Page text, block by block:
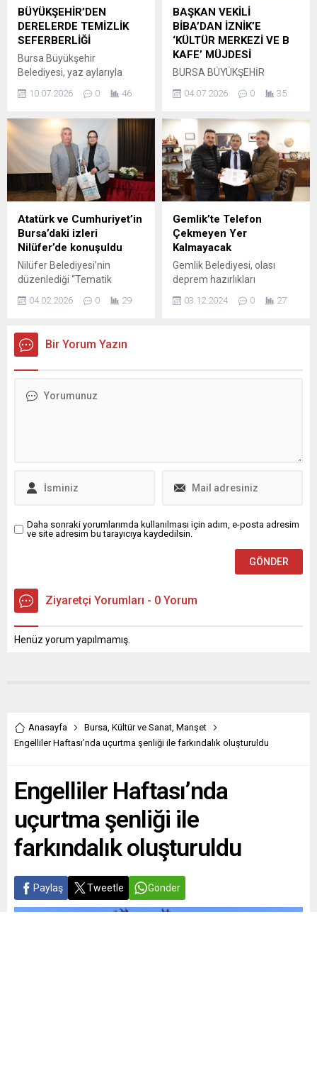
sona erdi. Maç uzatmalara
gitti; uzatmaların başında
Lisandro...
sosyal belediyecilik
anlayışıyla gençlerin yanında
olmaya devam ediyor. Sınav
döneminde öğrencilerin
Büyükşehir Belediyesi,
Gençlik Merkezleri’nde
BÜYÜKŞEHİR’DEN
DERELERDE TEMİZLİK
SEFERBERLİĞİ
Bursa Büyükşehir
Belediyesi, yaz aylarıyla
yataklarında temizlik
Büyükşehir Belediyesi BUSKİ
Genel Müdürlüğü ekipleri,
son 3 ayda toplam 21
kilometre uzunluğunda dere
yatağını temizledi.
Osmangazi, Nilüfer,
Mudanya, Yıldırım, Yenişehir,
Kestel ve Orhangazi
ilçelerinde bulunan çok
sayıda dere yatağı ve su
kanalında temizlik çalışması
tamamlandı....
10.07.2026 0 46
BAŞKAN VEKİLİ
BİBA’DAN İZNİK’E
‘KÜLTÜR MERKEZİ VE B
KAFE’ MÜJDESİ
BURSA BÜYÜKŞEHİR
ŞAHİN BİBA, İLÇE
İZNİK’TE ÇEŞİTLİ
TEMASLARDA BULUNDU.
Bursa Büyükşehir Belediyesi
Başkan Vekili Şahin Biba,
turizm kenti İznik’te bir
kültür-sanat merkezi
bulunmamasının büyük bir
eksiklik olduğunu belirterek
ilçeye bir merkez
kazandırılması için çalışma
yapacaklarını açıkladı.
Bursa’nın tüm ilçelerine eşit
hizmet götürme politikasıyla
04.07.2026 0 35
Atatürk ve Cumhuriyet’in
Bursa’daki izleri
Nilüfer’de konuşuldu
Nilüfer Belediyesi’nin
düzenlediği “Tematik
Buluşmalar” söyleşisinde
Doç. Dr. Hacer Karabağ
yıllarından modern bir
Cumhuriyet kentine
Osmanlı’nın değil,
ayki konuğu, Bursa Uludağ
Edebiyat Fakültesi Tarih
Bölümü...
04.02.2026 0 29
Gemlik’te Telefon
Çekmeyen Yer
Kalmayacak
Gemlik Belediyesi, olası
deprem hazırlıkları
kapsamında kritik bir adım
atarak GSM operatörleri ile
operatörleri ile yaptığımız
03.12.2024 0 27
Bir Yorum Yazın
Daha sonraki yorumlarımda kullanılması için adım, e-posta adresim
ve site adresim bu tarayıcıya kaydedilsin.
Ziyaretçi Yorumları - 0 Yorum
Henüz yorum yapılmamış.
Anasayfa Bursa, Kültür ve Sanat, Manşet
Engelliler Haftası’nda uçurtma şenliği ile farkındalık oluşturuldu
Engelliler Haftası’nda
uçurtma şenliği ile
farkındalık oluşturuldu
Paylaş Tweetle Gönder